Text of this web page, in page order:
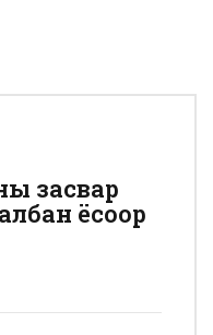
засвар
ёсоор